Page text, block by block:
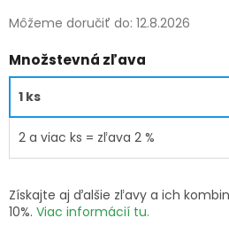
Môžeme doručiť do: 12.8.2026
Množstevná zľava
1 ks
2 a viac ks = zľava 2 %
Získajte aj ďalšie zľavy a ich
10%. Viac informácií tu.